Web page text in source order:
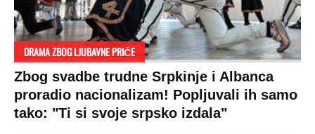
DRAMA ZBOG LJUBAVNE PRIČE
Zbog svadbe trudne Srpkinje i Albanca
proradio nacionalizam! Popljuvali ih samo
tako: "Ti si svoje srpsko izdala"